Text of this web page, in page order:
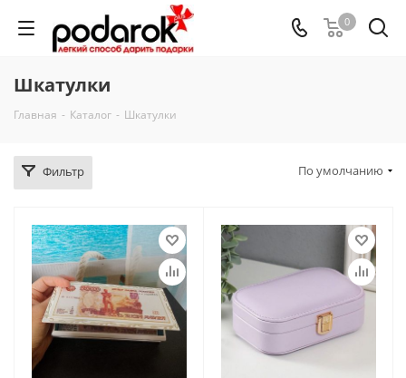
0
Шкатулки
Главная - Каталог - Шкатулки
Фильтр По умолчанию